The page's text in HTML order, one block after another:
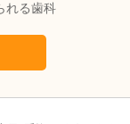
れる歯科